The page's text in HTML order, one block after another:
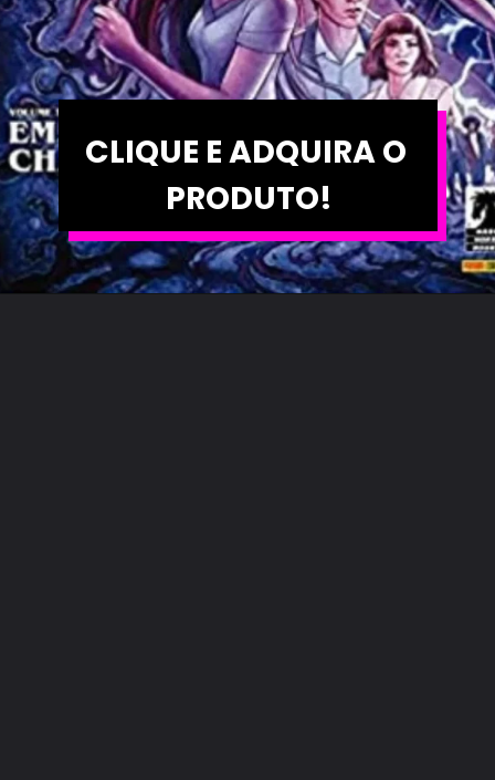
CLIQUE E ADQUIRA O
PRODUTO!